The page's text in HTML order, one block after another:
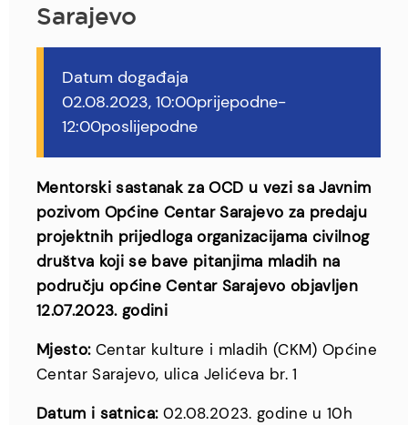
here
Sarajevo
Datum događaja
02.08.2023, 10:00prijepodne-
12:00poslijepodne
Mentorski sastanak za OCD u vezi sa Javnim
pozivom Općine Centar Sarajevo za predaju
projektnih prijedloga organizacijama civilnog
društva koji se bave pitanjima mladih na
području općine Centar Sarajevo objavljen
12.07.2023. godini
Mjesto:Centar kulture i mladih (CKM) Općine
Centar Sarajevo, ulica Jelićeva br. 1
Datum i satnica:02.08.2023. godine u 10h